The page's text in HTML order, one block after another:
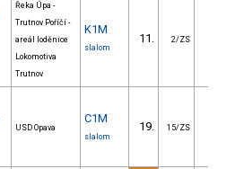
Řeka Úpa -
Trutnov Poříčí -
areál loděnice
Lokomotiva
Trutnov
K1M
slalom
11. 2/ZS
USD Opava
C1M
slalom
19. 15/ZS